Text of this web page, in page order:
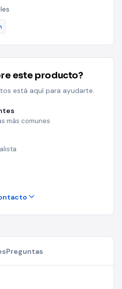
este producto?
está aquí para ayudarte.
más comunes
Preguntas